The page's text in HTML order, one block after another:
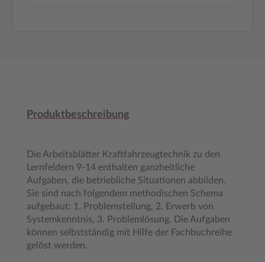
Produktbeschreibung
Die Arbeitsblätter Kraftfahrzeugtechnik zu den
Lernfeldern 9-14 enthalten ganzheitliche
Aufgaben, die betriebliche Situationen abbilden.
Sie sind nach folgendem methodischen Schema
aufgebaut: 1. Problemstellung, 2. Erwerb von
Systemkenntnis, 3. Problemlösung. Die Aufgaben
können selbstständig mit Hilfe der Fachbuchreihe
gelöst werden.